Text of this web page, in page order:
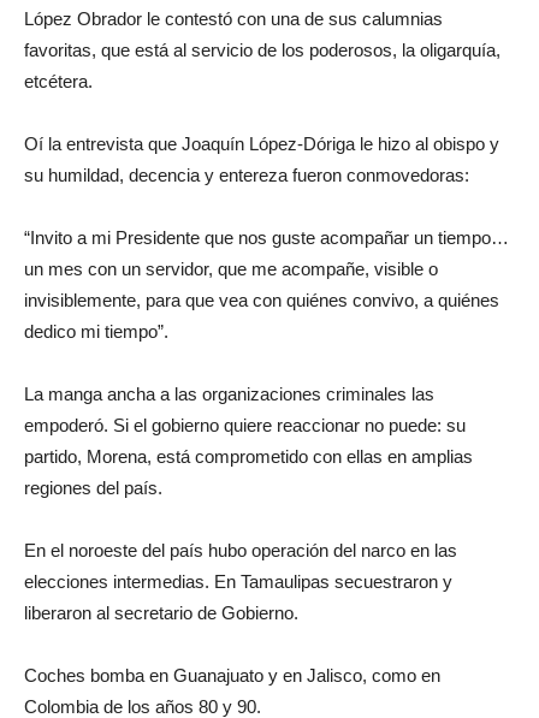
López Obrador le contestó con una de sus calumnias
favoritas, que está al servicio de los poderosos, la oligarquía,
etcétera.
Oí la entrevista que Joaquín López-Dóriga le hizo al obispo y
su humildad, decencia y entereza fueron conmovedoras:
“Invito a mi Presidente que nos guste acompañar un tiempo…
un mes con un servidor, que me acompañe, visible o
invisiblemente, para que vea con quiénes convivo, a quiénes
dedico mi tiempo”.
La manga ancha a las organizaciones criminales las
empoderó. Si el gobierno quiere reaccionar no puede: su
partido, Morena, está comprometido con ellas en amplias
regiones del país.
En el noroeste del país hubo operación del narco en las
elecciones intermedias. En Tamaulipas secuestraron y
liberaron al secretario de Gobierno.
Coches bomba en Guanajuato y en Jalisco, como en
Colombia de los años 80 y 90.